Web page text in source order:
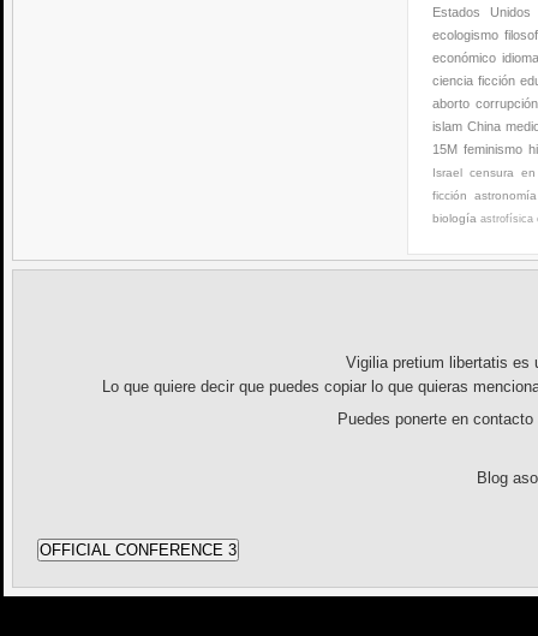
Estados Unidos
ecologismo
económico idioma
ciencia ficción
aborto corrupción
islam China
15M feminismo
Israel
censura
ficción
astronomía
biología astrofísica
Vigilia pretium libertatis es
Lo que quiere decir que puedes copiar lo que quieras
Puedes ponerte en
Blog
OFFICIAL CONFERENCE 3